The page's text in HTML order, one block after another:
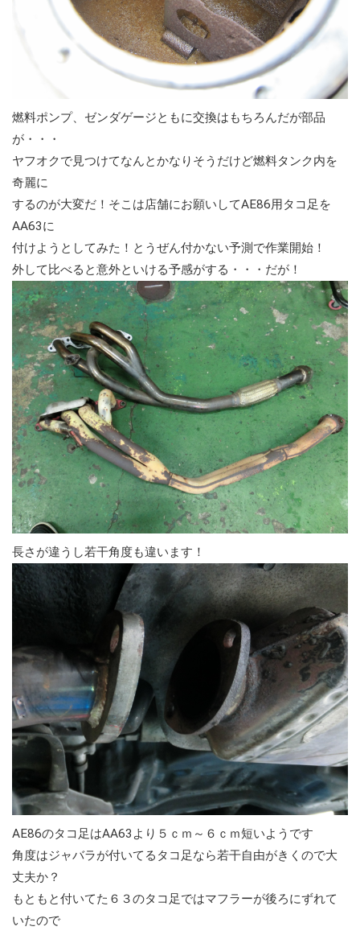
燃料ポンプ、ゼンダゲージともに交換はもちろんだが部品
が・・・
ヤフオクで見つけてなんとかなりそうだけど燃料タンク内を
奇麗に
するのが大変だ！そこは店舗にお願いしてAE86用タコ足を
AA63に
付けようとしてみた！とうぜん付かない予測で作業開始！
外して比べると意外といける予感がする・・・だが！
長さが違うし若干角度も違います！
AE86のタコ足はAA63より５ｃｍ～６ｃｍ短いようです
角度はジャバラが付いてるタコ足なら若干自由がきくので大
丈夫か？
もともと付いてた６３のタコ足ではマフラーが後ろにずれて
いたので